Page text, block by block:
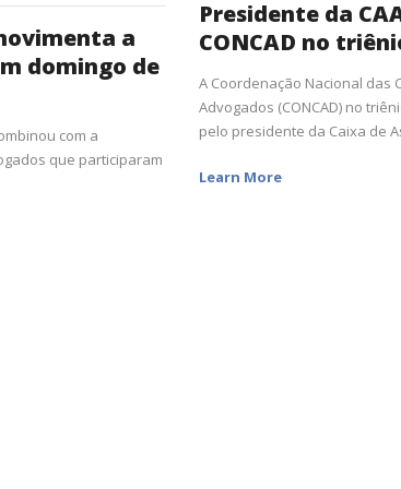
a
domingo de
com a
que participaram
Presidente da
CONCAD no
A Coordenação Nacional das
Advogados (CONCAD) no
pelo presidente da Caixa de
Learn More